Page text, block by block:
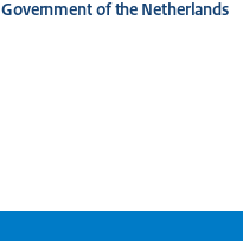
Government of the Netherlands